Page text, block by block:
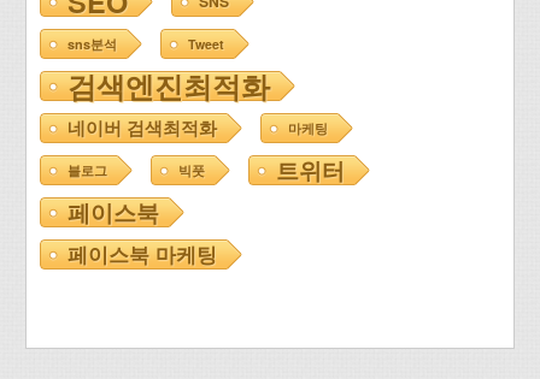
sns분석 Tweet
검색엔진최적화
네이버 검색최적화 마케팅
블로그 빅풋
트위터
페이스북
페이스북 마케팅